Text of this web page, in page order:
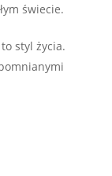
świecie.
styl życia.